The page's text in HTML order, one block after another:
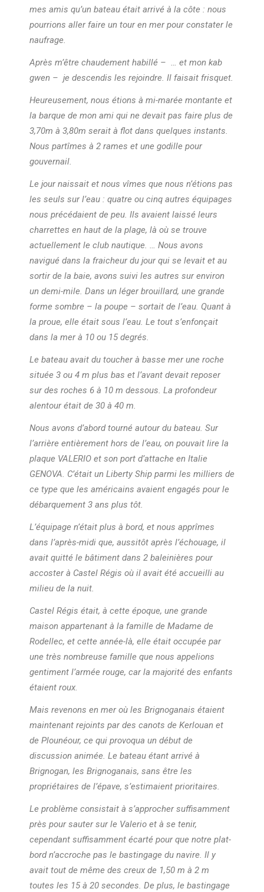
mes amis qu’un bateau était arrivé à la côte : nous
pourrions aller faire un tour en mer pour constater le
naufrage.
Après m’être chaudement habillé – … et mon kab
gwen – je descendis les rejoindre. Il faisait frisquet.
Heureusement, nous étions à mi-marée montante et
la barque de mon ami qui ne devait pas faire plus de
3,70m à 3,80m serait à flot dans quelques instants.
Nous partîmes à 2 rames et une godille pour
gouvernail.
Le jour naissait et nous vîmes que nous n’étions pas
les seuls sur l’eau : quatre ou cinq autres équipages
nous précédaient de peu. Ils avaient laissé leurs
charrettes en haut de la plage, là où se trouve
actuellement le club nautique. … Nous avons
navigué dans la fraicheur du jour qui se levait et au
sortir de la baie, avons suivi les autres sur environ
un demi-mile. Dans un léger brouillard, une grande
forme sombre – la poupe – sortait de l’eau. Quant à
la proue, elle était sous l’eau. Le tout s’enfonçait
dans la mer à 10 ou 15 degrés.
Le bateau avait du toucher à basse mer une roche
située 3 ou 4 m plus bas et l’avant devait reposer
sur des roches 6 à 10 m dessous. La profondeur
alentour était de 30 à 40 m.
Nous avons d’abord tourné autour du bateau. Sur
l’arrière entièrement hors de l’eau, on pouvait lire la
plaque VALERIO et son port d’attache en Italie
GENOVA. C’était un Liberty Ship parmi les milliers de
ce type que les américains avaient engagés pour le
débarquement 3 ans plus tôt.
L’équipage n’était plus à bord, et nous apprîmes
dans l’après-midi que, aussitôt après l’échouage, il
avait quitté le bâtiment dans 2 baleinières pour
accoster à Castel Régis où il avait été accueilli au
milieu de la nuit.
Castel Régis était, à cette époque, une grande
maison appartenant à la famille de Madame de
Rodellec, et cette année-là, elle était occupée par
une très nombreuse famille que nous appelions
gentiment l’armée rouge, car la majorité des enfants
étaient roux.
Mais revenons en mer où les Brignoganais étaient
maintenant rejoints par des canots de Kerlouan et
de Plounéour, ce qui provoqua un début de
discussion animée. Le bateau étant arrivé à
Brignogan, les Brignoganais, sans être les
propriétaires de l’épave, s’estimaient prioritaires.
Le problème consistait à s’approcher suffisamment
près pour sauter sur le Valerio et à se tenir,
cependant suffisamment écarté pour que notre plat-
bord n’accroche pas le bastingage du navire. Il y
avait tout de même des creux de 1,50 m à 2 m
toutes les 15 à 20 secondes. De plus, le bastingage